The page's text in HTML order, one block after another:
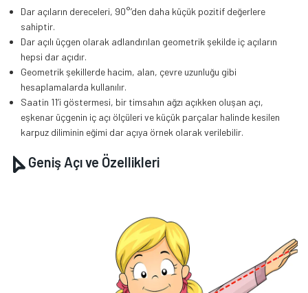
Dar açıların dereceleri, 90°’den daha küçük pozitif değerlere
sahiptir.
Dar açılı üçgen olarak adlandırılan geometrik şekilde iç açıların
hepsi dar açıdır.
Geometrik şekillerde hacim, alan, çevre uzunluğu gibi
hesaplamalarda kullanılır.
Saatin 11’i göstermesi, bir timsahın ağzı açıkken oluşan açı,
eşkenar üçgenin iç açı ölçüleri ve küçük parçalar halinde kesilen
karpuz diliminin eğimi dar açıya örnek olarak verilebilir.
Geniş Açı ve Özellikleri